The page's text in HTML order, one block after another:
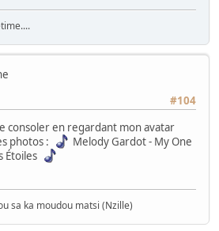
#104
consoler en regardant mon avatar
photos :
Melody Gardot - My One
Étoiles
sa ka moudou matsi (Nzille)